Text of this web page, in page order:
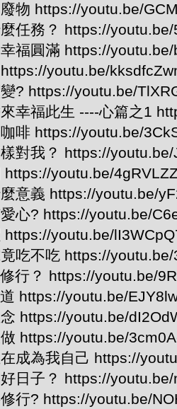
物 https://youtu.be/
任務？ https://
福圓滿 https://
youtu.be/
? https://youtu.be/
幸福此生 ----心篇之1
啡 https://youtu.be/
對我？ https://
https://youtu.be/
意義 https://youtu.be/
心? https://youtu.be/
https://youtu.be/
吃不吃 https://
行？ https://youtu.be/
https://youtu.be/
https://youtu.be/
https://youtu.be/
成為我自己 https://
日子？ https://
行? https://youtu.be/